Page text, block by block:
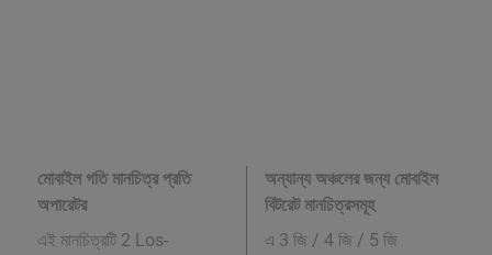
মোবাইল গতি মানচিত্র প্রতি
অপারেটর
এই মানচিত্রটি 2 Los-
অন্যান্য অঞ্চলের জন্য মোবাইল
বিটরেট মানচিত্রসমূহ
এ 3 জি / 4 জি / 5 জি